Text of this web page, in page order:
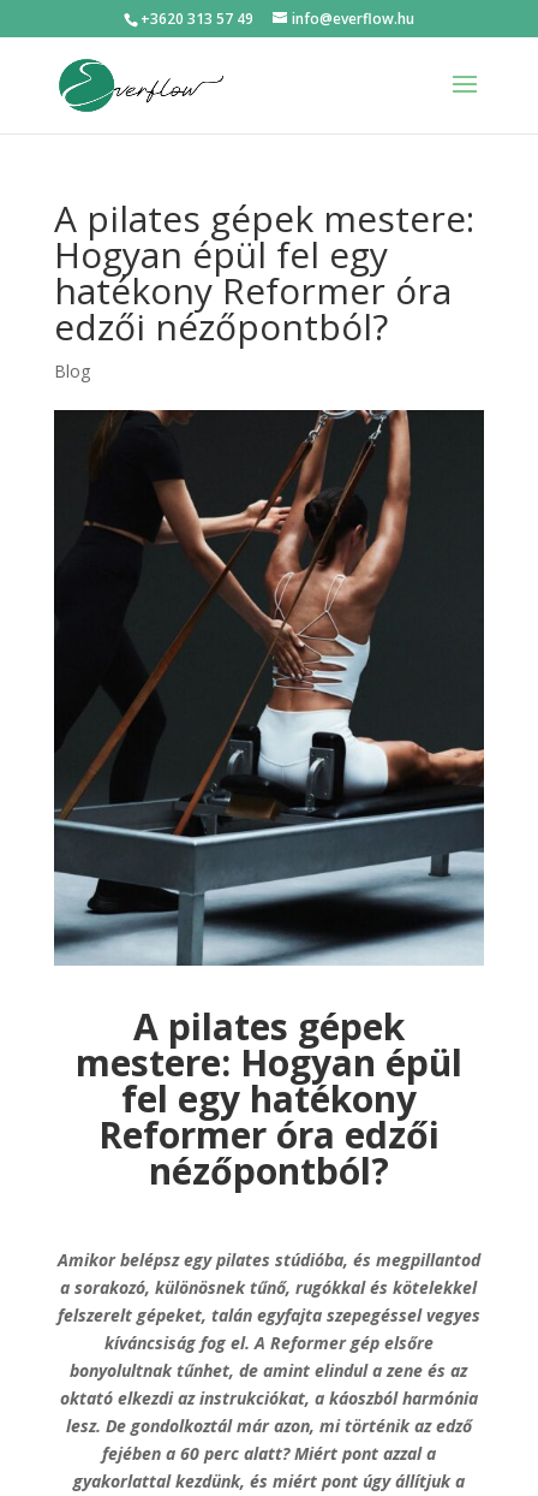
+3620 313 57 49 info@everflow.hu
A pilates gépek mestere:
Hogyan épül fel egy
hatékony Reformer óra
edzői nézőpontból?
Blog
A pilates gépek
mestere: Hogyan épül
fel egy hatékony
Reformer óra edzői
nézőpontból?
Amikor belépsz egy pilates stúdióba, és megpillantod
a sorakozó, különösnek tűnő, rugókkal és kötelekkel
felszerelt gépeket, talán egyfajta szepegéssel vegyes
kíváncsiság fog el. A Reformer gép elsőre
bonyolultnak tűnhet, de amint elindul a zene és az
oktató elkezdi az instrukciókat, a káoszból harmónia
lesz. De gondolkoztál már azon, mi történik az edző
fejében a 60 perc alatt? Miért pont azzal a
gyakorlattal kezdünk, és miért pont úgy állítjuk a